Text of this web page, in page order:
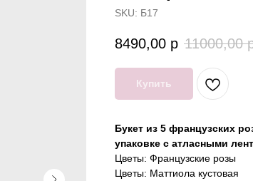
SKU: Б17
8490,00 р 11000,00
Купить
Букет из 5 французских
упаковке с атласными
Цветы: Французские розы
Цветы: Маттиола кустовая